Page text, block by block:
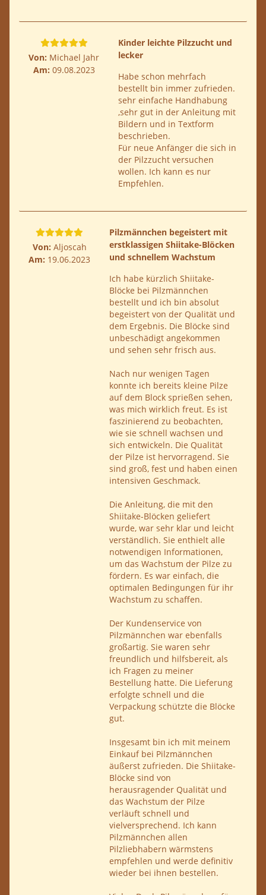
Von: Michael Jahr
Am: 09.08.2023
Kinder leichte Pilzzucht und
lecker
Habe schon mehrfach
bestellt bin immer zufrieden.
sehr einfache Handhabung
,sehr gut in der Anleitung mit
Bildern und in Textform
beschrieben.
Für neue Anfänger die sich in
der Pilzzucht versuchen
wollen. Ich kann es nur
Empfehlen.
Von: Aljoscah
Am: 19.06.2023
Pilzmännchen begeistert mit
erstklassigen Shiitake-Blöcken
und schnellem Wachstum
Ich habe kürzlich Shiitake-
Blöcke bei Pilzmännchen
bestellt und ich bin absolut
begeistert von der Qualität und
dem Ergebnis. Die Blöcke sind
unbeschädigt angekommen
und sehen sehr frisch aus.
Nach nur wenigen Tagen
konnte ich bereits kleine Pilze
auf dem Block sprießen sehen,
was mich wirklich freut. Es ist
faszinierend zu beobachten,
wie sie schnell wachsen und
sich entwickeln. Die Qualität
der Pilze ist hervorragend. Sie
sind groß, fest und haben einen
intensiven Geschmack.
Die Anleitung, die mit den
Shiitake-Blöcken geliefert
wurde, war sehr klar und leicht
verständlich. Sie enthielt alle
notwendigen Informationen,
um das Wachstum der Pilze zu
fördern. Es war einfach, die
optimalen Bedingungen für ihr
Wachstum zu schaffen.
Der Kundenservice von
Pilzmännchen war ebenfalls
großartig. Sie waren sehr
freundlich und hilfsbereit, als
ich Fragen zu meiner
Bestellung hatte. Die Lieferung
erfolgte schnell und die
Verpackung schützte die Blöcke
gut.
Insgesamt bin ich mit meinem
Einkauf bei Pilzmännchen
äußerst zufrieden. Die Shiitake-
Blöcke sind von
herausragender Qualität und
das Wachstum der Pilze
verläuft schnell und
vielversprechend. Ich kann
Pilzmännchen allen
Pilzliebhabern wärmstens
empfehlen und werde definitiv
wieder bei ihnen bestellen.